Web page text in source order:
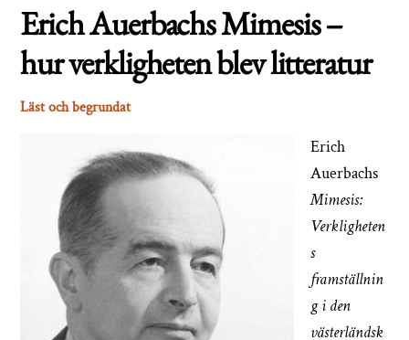
Erich Auerbachs Mimesis –
hur verkligheten blev litteratur
Läst och begrundat
Erich
Auerbachs
Mimesis:
Verkligheten
s
framställnin
g i den
västerländsk